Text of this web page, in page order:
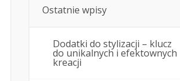
Ostatnie wpisy
Dodatki do stylizacji – klucz
do unikalnych i efektownych
kreacji